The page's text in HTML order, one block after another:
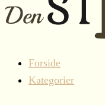
Forside
Kategorier